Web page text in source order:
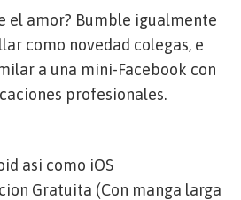
el amor? Bumble igualmente
como novedad colegas, e
a una mini-Facebook con
profesionales.
asi­ como iOS
Gratuita (Con manga larga